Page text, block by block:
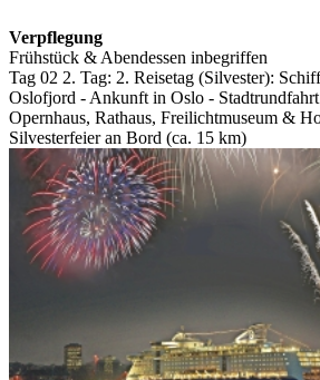
Verpflegung
Frühstück & Abendessen inbegriffen
Tag 02 2. Tag: 2. Reisetag (Silvester):
Oslofjord - Ankunft in Oslo -
Opernhaus, Rathaus, Freilichtmuseum &
Silvesterfeier an Bord (ca. 15 km)